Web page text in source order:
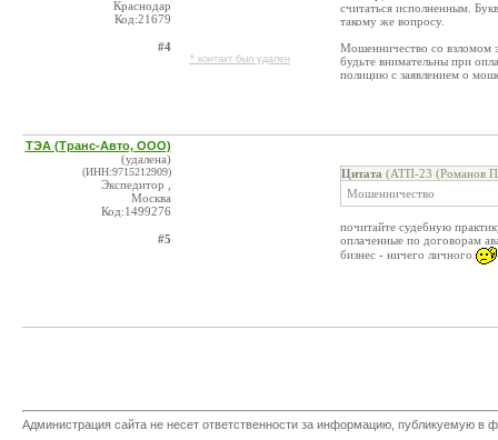
Краснодар
Код:21679
#4
* контакт был удален
считаться исполненным.
такому же вопросу.
Мошенничество со взломом
будьте внимательны при
полицию с заявлением о
ТЭА (Транс-Авто, ООО)
(удалена)
(ИНН:9715212909)
Экспедитор ,
Москва
Код:1499276
#5
Цитата (АТП-23 (Романов
Мошенничество
почитайте судебную
оплаченные по договорам
бизнес - ничего личного
Администрация сайта не несет ответственности за информацию, публикуемую